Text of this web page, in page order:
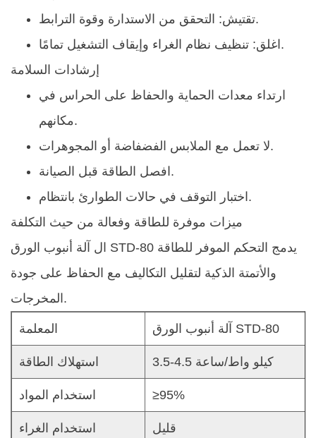
تقتيش:التحقق من الاستدارة وقوة الترابط.
اغلق: تنظيف نظام الغراء وإيقاف التشغيل تمامًا.
إرشادات السلامة
ارتداء معدات الحماية والحفاظ على الحراس في
مكانهم.
لا تعمل مع الملابس الفضفاضة أو المجوهرات.
افصل الطاقة قبل الصيانة.
اختبار التوقف في حالات الطوارئ بانتظام.
ميزات موفرة للطاقة وفعالة من حيث التكلفة
ال آلة أنبوب الورق STD-80 يدمج التحكم الموفر للطاقة
والأتمتة الذكية لتقليل التكاليف مع الحفاظ على جودة
المخرجات.
المعلمة آلة أنبوب الورق STD-80
استهلاك الطاقة 3.5-4.5 كيلو واط/ساعة
استخدام المواد ≥95%
استخدام الغراء قليل